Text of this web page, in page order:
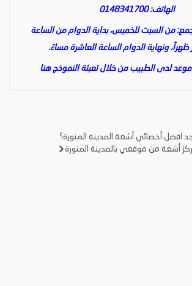
الهاتف: 0148341700
من السبت للخميس، بداية الدوام من الساعة
ظهراً، ونهاية الدوام الساعة العاشرة مساءً.
لدى الطبيب من خلال تعبئة النموذجهنا
افضل أخصائي أشعة المدينة المنورة؟
أشعة من موقعي بالمدينة المنورة